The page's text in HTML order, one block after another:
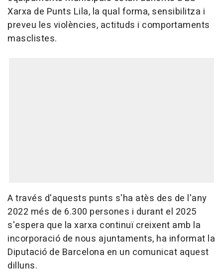
Xarxa de Punts Lila, la qual forma, sensibilitza i
preveu les violències, actituds i comportaments
masclistes.
A través d'aquests punts s'ha atès des de l'any
2022 més de 6.300 persones i durant el 2025
s'espera que la xarxa continuï creixent amb la
incorporació de nous ajuntaments, ha informat la
Diputació de Barcelona en un comunicat aquest
dilluns.